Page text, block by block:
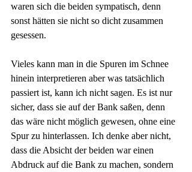
waren sich die beiden sympatisch, denn
sonst hätten sie nicht so dicht zusammen
gesessen.
Vieles kann man in die Spuren im Schnee
hinein interpretieren aber was tatsächlich
passiert ist, kann ich nicht sagen. Es ist nur
sicher, dass sie auf der Bank saßen, denn
das wäre nicht möglich gewesen, ohne eine
Spur zu hinterlassen. Ich denke aber nicht,
dass die Absicht der beiden war einen
Abdruck auf die Bank zu machen, sondern